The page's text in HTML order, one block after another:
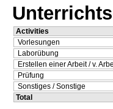
Activities
Vorlesungen
Laborübung
Erstellen einer Arbeit / v.
Prüfung
Sonstiges / Sonstige
Total